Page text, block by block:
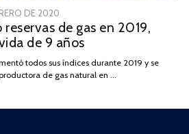
DE 2020
DE
JULIO
2025
de gas en 2019,
de 9 años
todos sus índices durante 2019 y se
de gas natural en …